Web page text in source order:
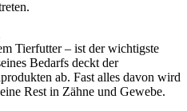
Tierfutter – ist der wichtigste
Bedarfs deckt der
ab. Fast alles davon wird
Rest in Zähne und Gewebe.